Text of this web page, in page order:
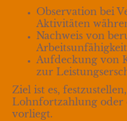
Observation bei
Aktivitäten
Nachweis von
Arbeitsunfähigkeit
Aufdeckung von
zur
Ziel ist es,
Lohnfortzahlung oder
vorliegt.